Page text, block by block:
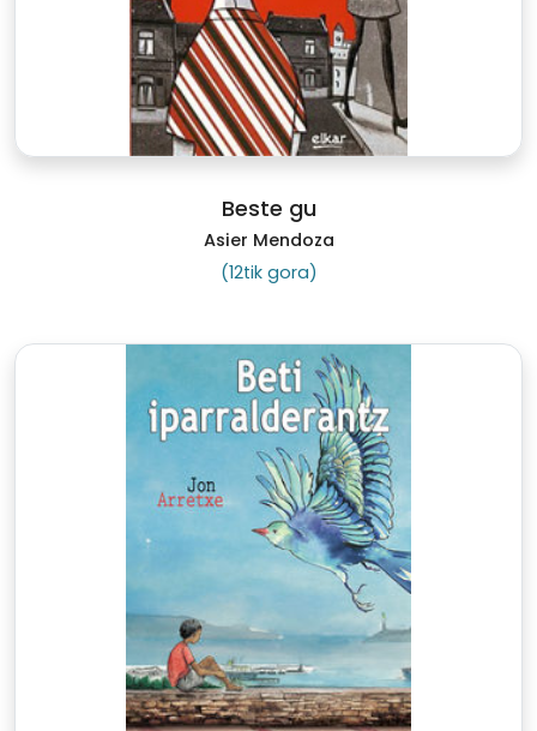
Beste gu
Asier Mendoza
(12tik gora)